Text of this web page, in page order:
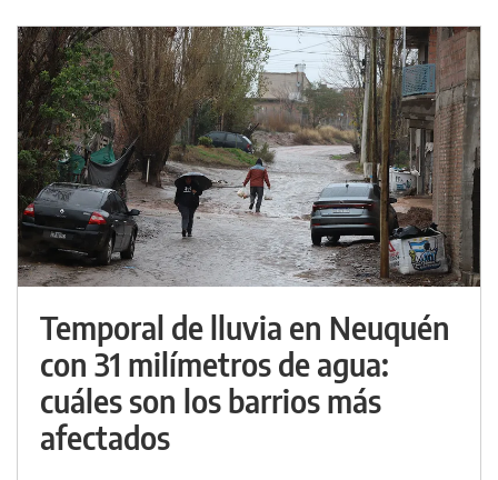
Temporal de lluvia en Neuquén
con 31 milímetros de agua:
cuáles son los barrios más
afectados